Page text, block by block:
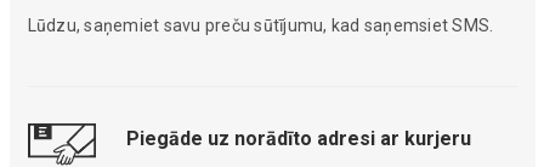
Lūdzu, saņemiet savu preču sūtījumu, kad saņemsiet SMS.
Piegāde uz norādīto adresi ar kurjeru